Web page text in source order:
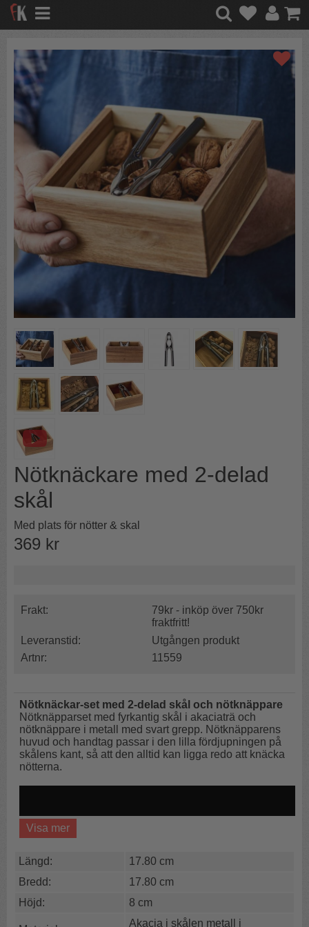
Nötknäckare med 2-delad
skål
Med plats för nötter & skal
369 kr
Frakt:
79kr - inköp över 750kr
fraktfritt!
Leveranstid:
Utgången produkt
Artnr:
11559
Nötknäckar-set med 2-delad skål och nötknäppare
Nötknäpparset med fyrkantig skål i akaciaträ och
nötknäppare i metall med svart grepp. Nötknäpparens
huvud och handtag passar i den lilla fördjupningen på
skålens kant, så att den alltid kan ligga redo att knäcka
nötterna.
Visa mer
Längd:
17.80 cm
Bredd:
17.80 cm
Höjd:
8 cm
Akacia i skålen metall i